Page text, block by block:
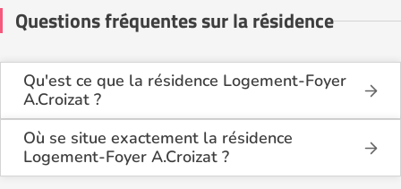
Questions fréquentes sur la résidence
Qu'est ce que la résidence Logement-Foyer
A.Croizat ?
La résidence Logement-Foyer A.Croizat est une
résidence seniors de type foyer logement -
résidence autonomie .
Où se situe exactement la résidence
Logement-Foyer A.Croizat ?
La résidence Logement-Foyer A.Croizat est située 2